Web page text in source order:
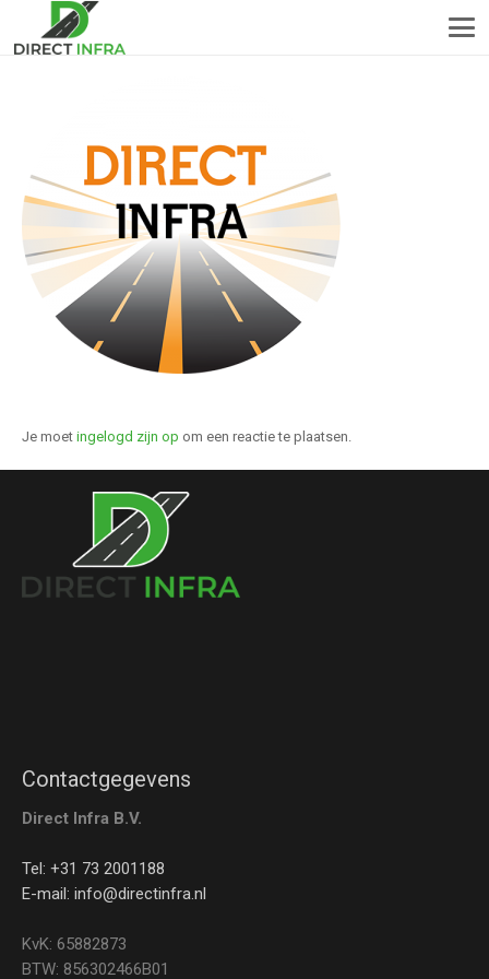
Je moet ingelogd zijn op om een reactie te plaatsen.
Contactgegevens
Direct Infra B.V.
Tel: +31 73 2001188
E-mail: info@directinfra.nl
KvK: 65882873
BTW: 856302466B01